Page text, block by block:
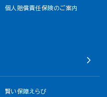
個人賠償責任保険のご案内
賢い保障えらび